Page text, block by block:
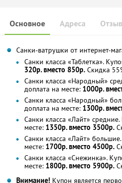
Основное Адреса
Санки-ватрушки от интернет-
Санки класса «Таблетка».
320р. вместо 850р. Скидка
Санки класса «Народный»
доплата на месте: 1000р.
Санки класса «Народный»
доплата на месте: 1300р.
Санки класса «Лайт» средние.
месте: 1350р. вместо 3500р.
Санки класса «Лайт»
месте: 1700р. вместо 4500р.
Санки класса «Снежинка».
месте: 1800р. вместо 5900р.
Внимание! Купон является